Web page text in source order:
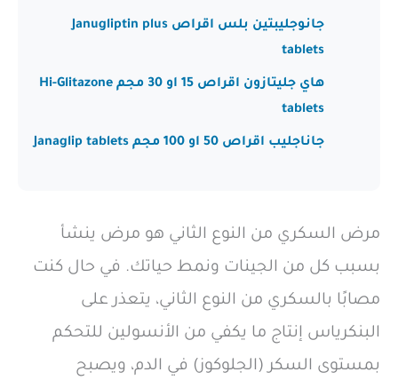
جانوجليبتين بلس اقراص Janugliptin plus
tablets
هاي جليتازون اقراص 15 او 30 مجم Hi-Glitazone
tablets
جاناجليب اقراص 50 او 100 مجم Janaglip tablets
مرض السكري من النوع الثاني هو مرض ينشأ
بسبب كل من الجينات ونمط حياتك. في حال كنت
مصابًا بالسكري من النوع الثاني، يتعذر على
البنكرياس إنتاج ما يكفي من الأنسولين للتحكم
بمستوى السكر (الجلوكوز) في الدم، ويصبح